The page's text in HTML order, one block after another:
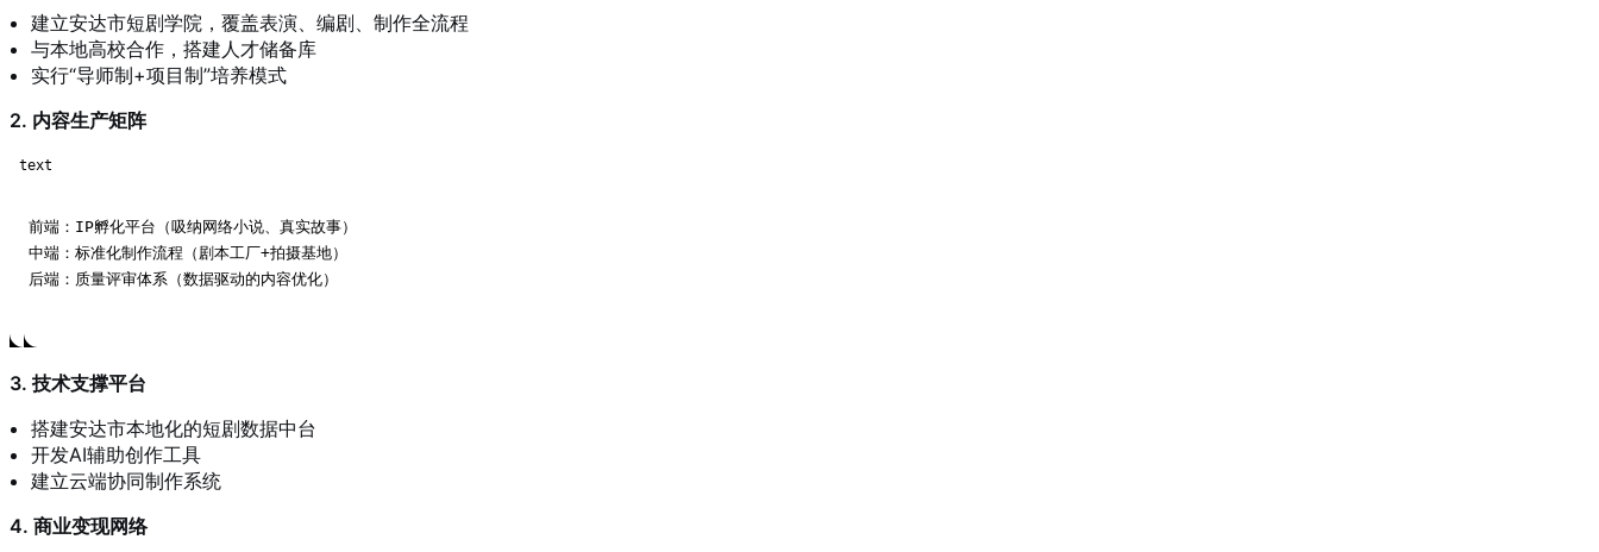
建立安达市短剧学院，覆盖表演、编剧、制作全流程
与本地高校合作，搭建人才储备库
实行“导师制+项目制”培养模式
2. 内容生产矩阵
text
前端：IP孵化平台（吸纳网络小说、真实故事）
中端：标准化制作流程（剧本工厂+拍摄基地）
后端：质量评审体系（数据驱动的内容优化）
3. 技术支撑平台
搭建安达市本地化的短剧数据中台
开发AI辅助创作工具
建立云端协同制作系统
4. 商业变现网络